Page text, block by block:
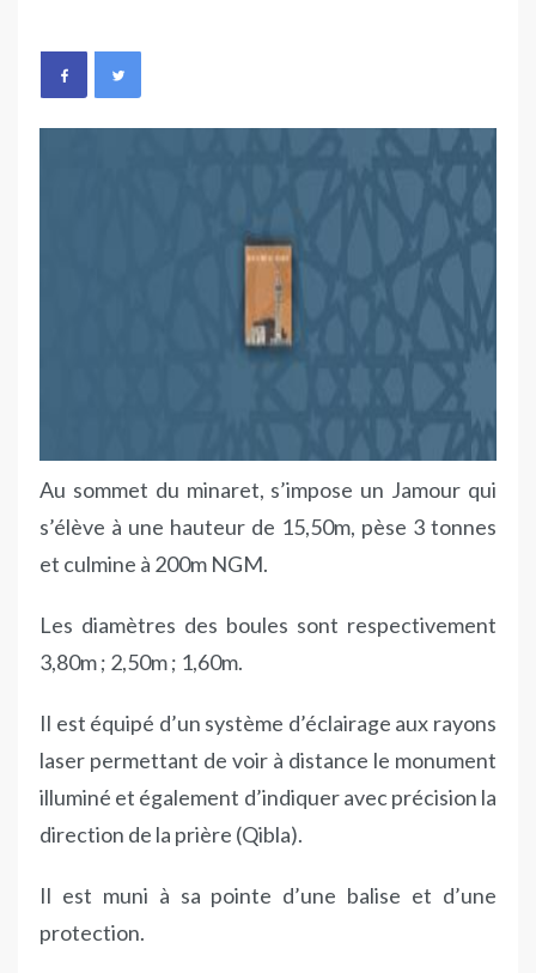
Au sommet du minaret, s’impose un Jamour qui
s’élève à une hauteur de 15,50m, pèse 3 tonnes
et culmine à 200m NGM.
Les diamètres des boules sont respectivement
3,80m ; 2,50m ; 1,60m.
Il est équipé d’un système d’éclairage aux rayons
laser permettant de voir à distance le monument
illuminé et également d’indiquer avec précision la
direction de la prière (Qibla).
Il est muni à sa pointe d’une balise et d’une
protection.